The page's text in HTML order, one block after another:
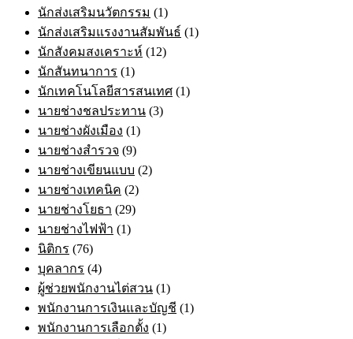
นักส่งเสริมนวัตกรรม (1)
นักส่งเสริมแรงงานสัมพันธ์ (1)
นักสังคมสงเคราะห์ (12)
นักสันทนาการ (1)
นักเทคโนโลยีสารสนเทศ (1)
นายช่างชลประทาน (3)
นายช่างผังเมือง (1)
นายช่างสำรวจ (9)
นายช่างเขียนแบบ (2)
นายช่างเทคนิค (2)
นายช่างโยธา (29)
นายช่างไฟฟ้า (1)
นิติกร (76)
บุคลากร (4)
ผู้ช่วยพนักงานไต่สวน (1)
พนักงานการเงินและบัญชี (1)
พนักงานการเลือกตั้ง (1)